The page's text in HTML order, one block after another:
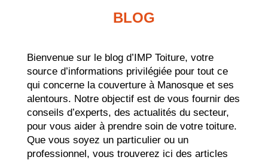
BLOG
Bienvenue sur le blog d’IMP Toiture, votre
source d’informations privilégiée pour tout ce
qui concerne la couverture à Manosque et ses
alentours. Notre objectif est de vous fournir des
conseils d’experts, des actualités du secteur,
pour vous aider à prendre soin de votre toiture.
Que vous soyez un particulier ou un
professionnel, vous trouverez ici des articles